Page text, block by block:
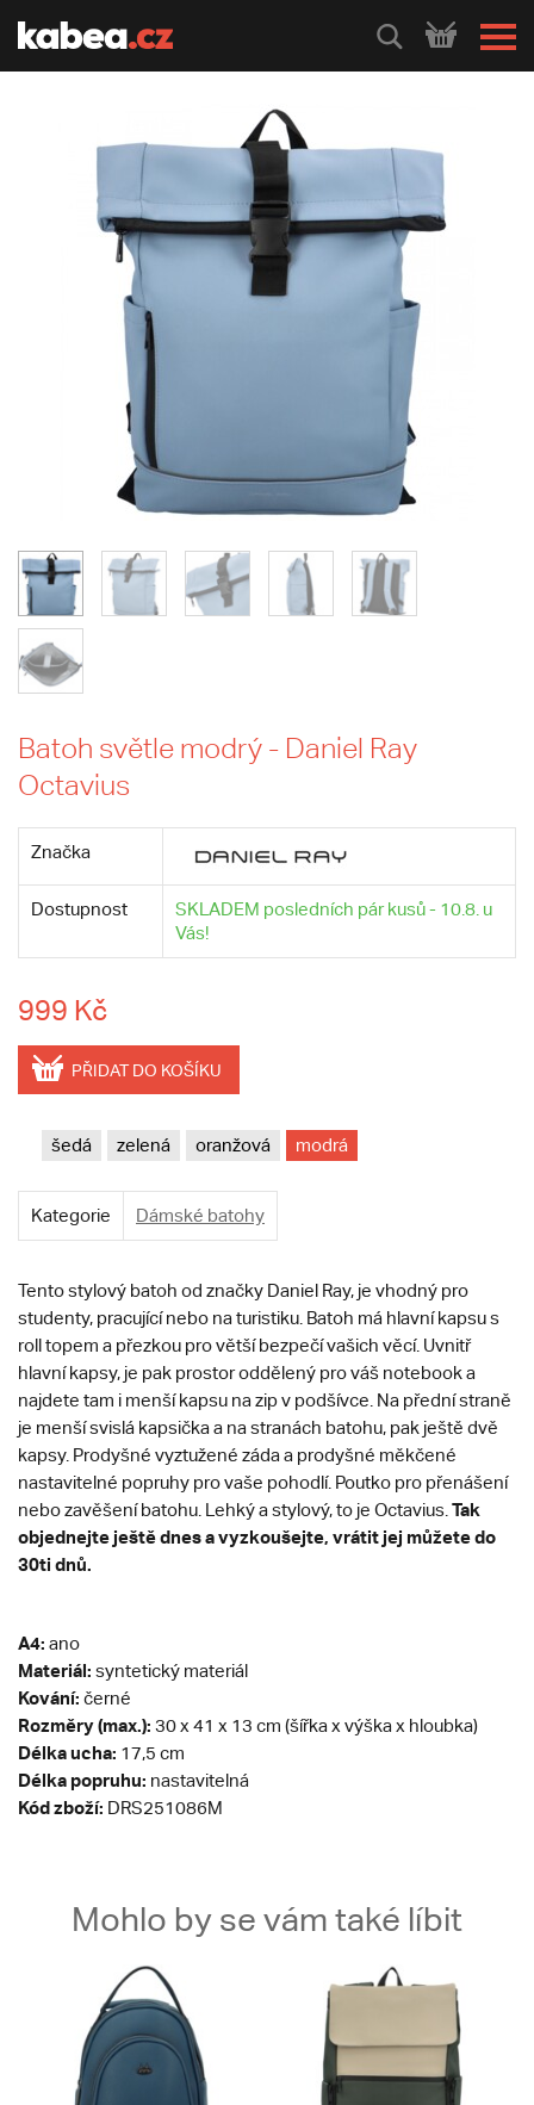
HLEDEJ
Batoh světle modrý - Daniel Ray
Octavius
Značka
Dostupnost
SKLADEM posledních pár kusů - 10.8. u
Vás!
999 Kč
PŘIDAT DO KOŠÍKU
šedá zelená oranžová modrá
Kategorie Dámské batohy
Tento stylový batoh od značky Daniel Ray, je vhodný pro
studenty, pracující nebo na turistiku. Batoh má hlavní kapsu s
roll topem a přezkou pro větší bezpečí vašich věcí. Uvnitř
hlavní kapsy, je pak prostor oddělený pro váš notebook a
najdete tam i menší kapsu na zip v podšívce. Na přední straně
je menší svislá kapsička a na stranách batohu, pak ještě dvě
kapsy. Prodyšné vyztužené záda a prodyšné měkčené
nastavitelné popruhy pro vaše pohodlí. Poutko pro přenášení
nebo zavěšení batohu. Lehký a stylový, to je Octavius. Tak
objednejte ještě dnes a vyzkoušejte, vrátit jej můžete do
30ti dnů.
A4: ano
Materiál: syntetický materiál
Kování: černé
Rozměry (max.): 30 x 41 x 13 cm (šířka x výška x hloubka)
Délka ucha: 17,5 cm
Délka popruhu: nastavitelná
Kód zboží: DRS251086M
Mohlo by se vám také líbit